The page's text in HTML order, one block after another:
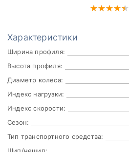
Характеристики
Ширина профиля:
Высота профиля:
Диаметр колеса:
Индекс нагрузки:
Индекс скорости:
Сезон:
Тип транспортного средства: